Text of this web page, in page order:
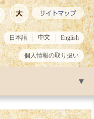
日本語 中文 English
個人情報の取り扱い
▼
▼